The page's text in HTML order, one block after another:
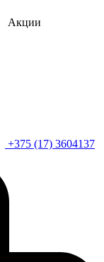
Акции
+375 (17) 3604137